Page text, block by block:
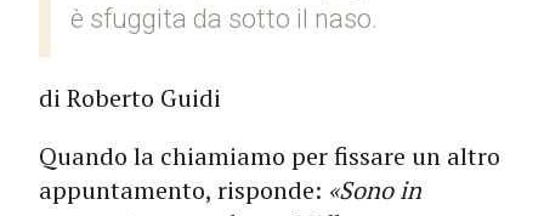
è sfuggita da sotto il naso.
di Roberto Guidi
Quando la chiamiamo per fissare un altro
appuntamento, risponde: «Sono in